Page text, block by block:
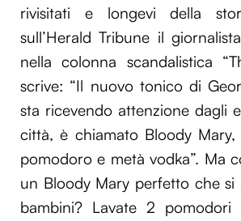
rivisitati e longevi della
sull’Herald Tribune il
nella colonna scandalistica
scrive: “Il nuovo tonico di
sta ricevendo attenzione dagli
città, è chiamato Bloody
pomodoro e metà vodka”. Ma
un Bloody Mary perfetto che si
bambini? Lavate 2